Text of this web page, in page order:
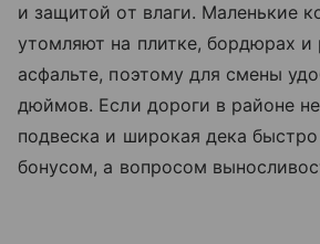
и защитой от влаги. Маленькие
утомляют на плитке, бордюрах и
асфальте, поэтому для смены
дюймов. Если дороги в районе
подвеска и широкая дека быстро
бонусом, а вопросом